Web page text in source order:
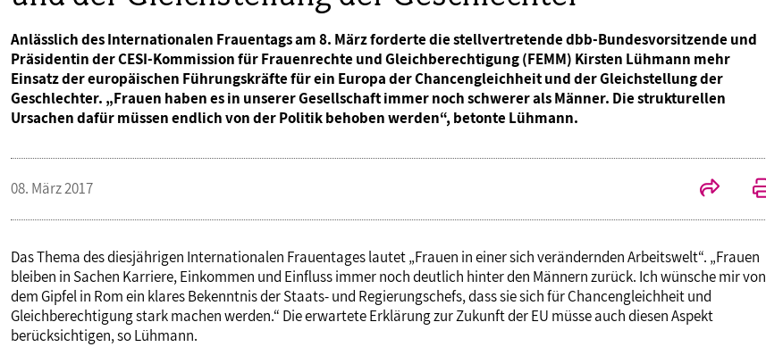
Anlässlich des Internationalen Frauentags am 8. März forderte die stellvertretende dbb-Bundesvorsitzende und
Präsidentin der CESI-Kommission für Frauenrechte und Gleichberechtigung (FEMM) Kirsten Lühmann mehr
Einsatz der europäischen Führungskräfte für ein Europa der Chancengleichheit und der Gleichstellung der
Geschlechter. „Frauen haben es in unserer Gesellschaft immer noch schwerer als Männer. Die strukturellen
Ursachen dafür müssen endlich von der Politik behoben werden“, betonte Lühmann.
08. März 2017
Das Thema des diesjährigen Internationalen Frauentages lautet „Frauen in einer sich verändernden Arbeitswelt“. „Frauen
bleiben in Sachen Karriere, Einkommen und Einfluss immer noch deutlich hinter den Männern zurück. Ich wünsche mir von
dem Gipfel in Rom ein klares Bekenntnis der Staats- und Regierungschefs, dass sie sich für Chancengleichheit und
Gleichberechtigung stark machen werden.“ Die erwartete Erklärung zur Zukunft der EU müsse auch diesen Aspekt
berücksichtigen, so Lühmann.